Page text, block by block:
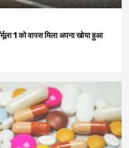
1 को वापस मिला अपना खोया हुआ